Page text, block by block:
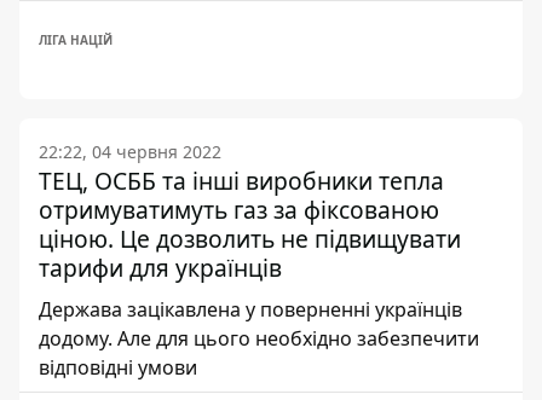
ЛІГА НАЦІЙ
22:22, 04 червня 2022
ТЕЦ, ОСББ та інші виробники тепла
отримуватимуть газ за фіксованою
ціною. Це дозволить не підвищувати
тарифи для українців
Держава зацікавлена у поверненні українців
додому. Але для цього необхідно забезпечити
відповідні умови